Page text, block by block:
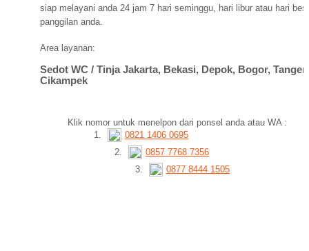
siap melayani anda 24 jam 7 hari seminggu, hari libur atau hari
panggilan anda.
Area layanan:
Sedot WC / Tinja Jakarta, Bekasi, Depok, Bogor,
Cikampek
Klik nomor untuk menelpon dari ponsel anda atau WA :
0821 1406 0695
0857 7768 7356
0877 8444 1505